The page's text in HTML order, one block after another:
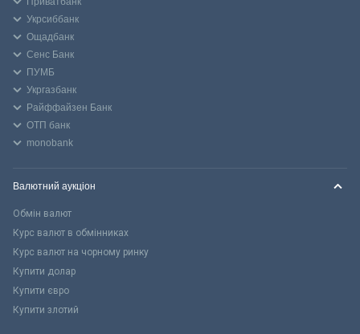
Укрсиббанк
Ощадбанк
Сенс Банк
ПУМБ
Укргазбанк
Райффайзен Банк
ОТП банк
monobank
Валютний аукціон
Обмін валют
Курс валют в обмінниках
Курс валют на чорному ринку
Купити долар
Купити євро
Купити злотий